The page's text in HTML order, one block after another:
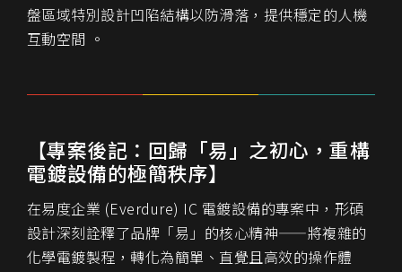
盤區域特別設計凹陷結構以防滑落，提供穩定的人機
互動空間 。
【專案後記：回歸「易」之初心，重構
電鍍設備的極簡秩序】
在易度企業 (Everdure) IC 電鍍設備的專案中，形碩
設計深刻詮釋了品牌「易」的核心精神——將複雜的
化學電鍍製程，轉化為簡單、直覺且高效的操作體